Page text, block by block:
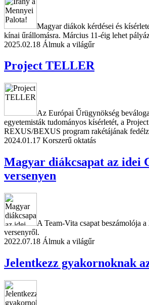
Magyar diákok kérdései és
kínai űrállomásra. Március 11-éig lehet
2025.02.18 Álmuk a világűr
Project TELLER
Az Európai Űrügynökség
egyetemisták tudományos kísérletét, a
REXUS/BEXUS program rakétájának
2024.01.17 Korszerű oktatás
Magyar diákcsapat az idei
versenyen
A Team-Vita csapat beszámolója
versenyről.
2022.07.18 Álmuk a világűr
Jelentkezz gyakornoknak